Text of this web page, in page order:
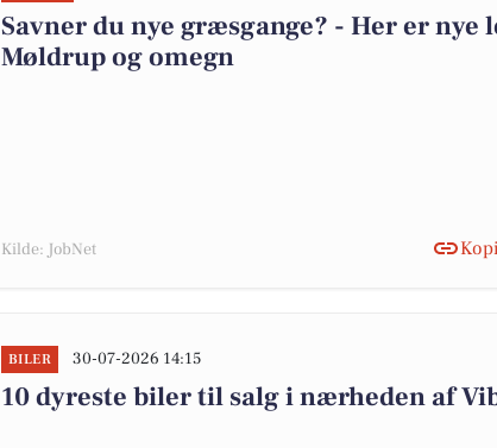
Savner du nye græsgange? - Her er
Møldrup og omegn
Kilde: JobNet
BILER 30-07-2026 14:15
10 dyreste biler til salg i nærheden af